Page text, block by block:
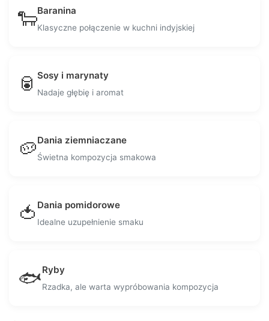
🐑Baranina
Klasyczne połączenie w kuchni indyjskiej
🥫 Sosy i marynaty
Nadaje głębię i aromat
🥔Dania ziemniaczane
Świetna kompozycja smakowa
🍅 Dania pomidorowe
Idealne uzupełnienie smaku
🐟Ryby
Rzadka, ale warta wypróbowania kompozycja